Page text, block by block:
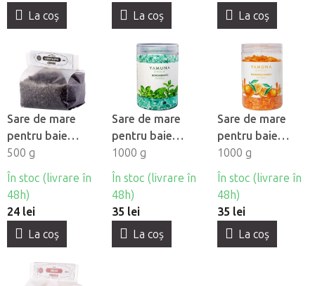
La coş
La coş
La coş
Sare de mare
pentru baie
Yamuna - Namol
din zona Hévíz
500 g
În stoc (livrare în
48h)
24 lei
La coş
Sare de mare
pentru baie
Yamuna - Mentol
1000 g
În stoc (livrare în
48h)
35 lei
La coş
Sare de mare
pentru baie
Yamuna -
Orange-Shkorica
1000 g
În stoc (livrare în
48h)
35 lei
La coş